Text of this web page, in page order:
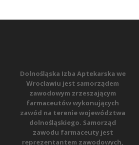
Dolnośląska Izba Aptekarska we
Wrocławiu jest samorządem
zawodowym zrzeszającym
farmaceutów wykonujących
zawód na terenie województwa
dolnośląskiego. Samorząd
zawodu farmaceuty jest
reprezentantem zawodowych,